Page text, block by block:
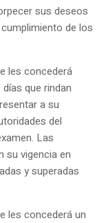
sus deseos
de los
les concederá
que rindan
a su
del
Las
su vigencia en
y superadas
les concederá un